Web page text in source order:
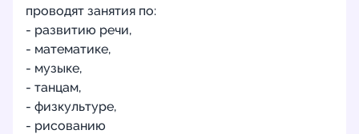
проводят занятия по:
- развитию речи,
- математике,
- музыке,
- танцам,
- физкультуре,
- рисованию